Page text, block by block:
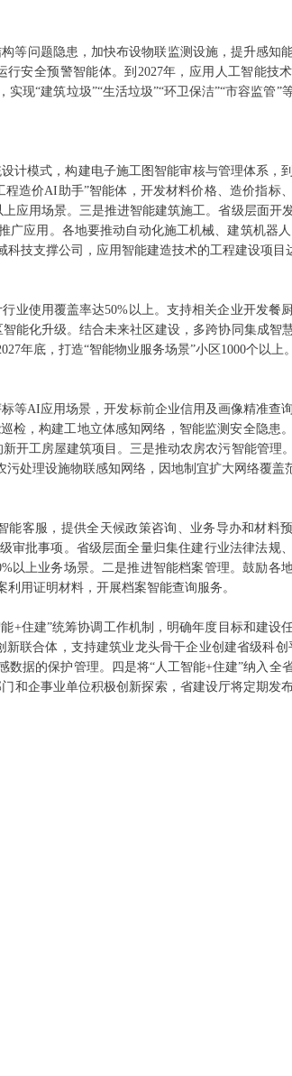
等问题隐患，加快布设物联监测设施，提升感知
安全预警智能体。到2027年，应用人工智能技
现“建筑垃圾”“生活垃圾”“环卫保洁”“市容监管”
计模式，构建电子施工图智能审核与管理体系，
造价AI助手”智能体，开发材料价格、造价指标
应用场景。三是推进智能建筑施工。省级层面开
广应用。各地要推动自动化施工机械、建筑机器
技支撑公司，应用智能建造技术的工程建设项目
业使用覆盖率达50%以上。支持相关企业开发餐
能化升级。结合未来社区建设，多跨协同集成智
年底，打造“智能物业服务场景”小区1000个以上。
等AI应用场景，开发标前企业信用及画像精准查
检，构建工地立体感知网络，智能监测安全隐患
开工房屋建筑项目。三是推动农房农污智能管理
处理设施物联感知网络，因地制宜扩大网络覆盖
客服，提供全天候政策咨询、业务导办和材料
审批事项。省级层面全量归集住建行业法律法规
以上业务场景。二是推进智能档案管理。鼓励各
用证明材料，开展档案智能查询服务。
+住建”统筹协调工作机制，明确年度目标和建设
联合体，支持建筑业龙头骨干企业创建省级科创
据的保护管理。四是将“人工智能+住建”纳入全
和企事业单位积极创新探索，省建设厅将定期发